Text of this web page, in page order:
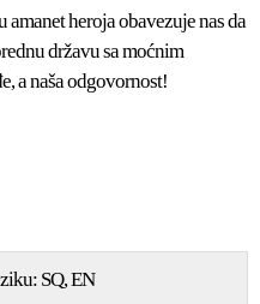
heroja obavezuje nas da
državu sa moćnim
a naša odgovornost!
SQ EN